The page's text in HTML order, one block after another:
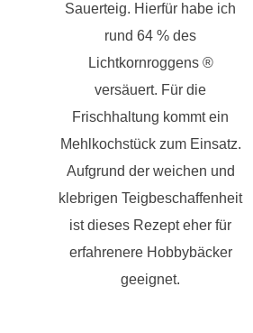
Sauerteig. Hierfür habe ich
rund 64 % des
Lichtkornroggens ®
versäuert. Für die
Frischhaltung kommt ein
Mehlkochstück zum Einsatz.
Aufgrund der weichen und
klebrigen Teigbeschaffenheit
ist dieses Rezept eher für
erfahrenere Hobbybäcker
geeignet.